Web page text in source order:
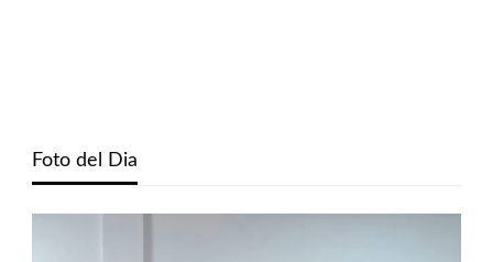
Foto del Dia